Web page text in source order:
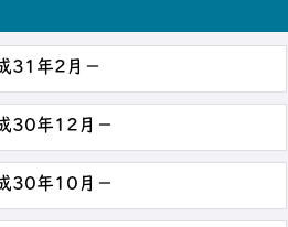
31年2月－
30年12月－
30年10月－